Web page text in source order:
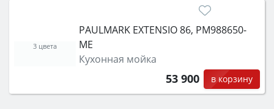
затем смотрите на объём 50–70 л для семьи,
функции (конвекция, гриль, самоочистка,
защита от детей).
PAULMARK EXTENSIO 86, PM988650-
ME
Кухонная мойка
53 900 в корзину
3 цвета